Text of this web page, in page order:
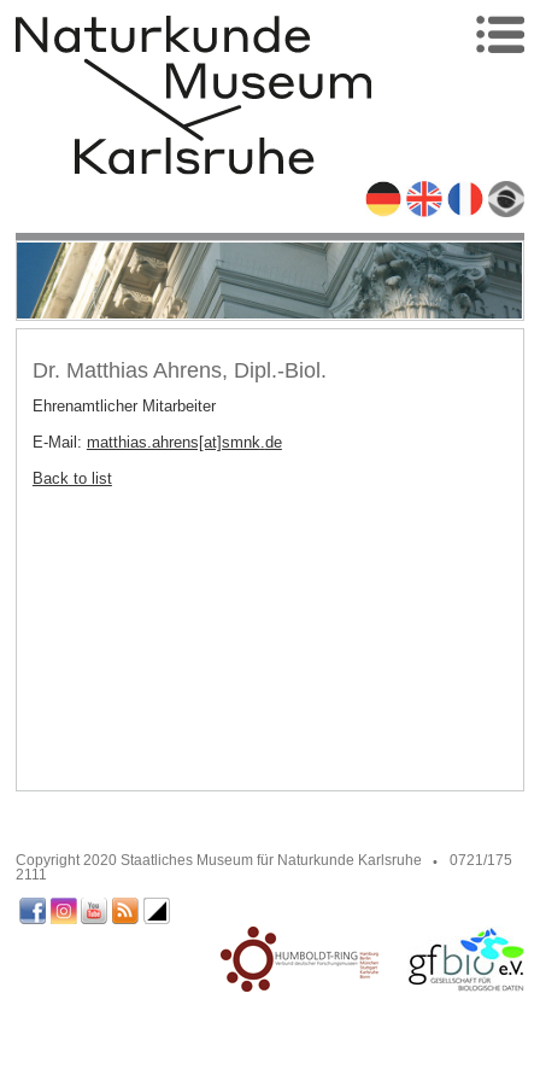
Dr. Matthias Ahrens, Dipl.-Biol.
Ehrenamtlicher Mitarbeiter
E-Mail: matthias.ahrens[at]smnk.de
Back to list
Copyright 2020 Staatliches Museum für Naturkunde Karlsruhe
0721/175
2111